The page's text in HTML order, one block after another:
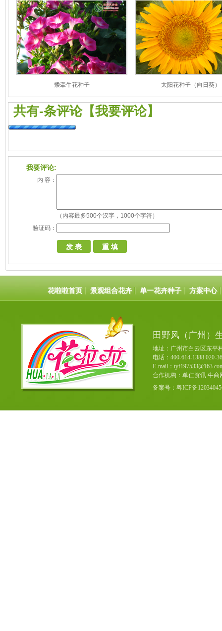
矮牵牛花种子 太阳花种子（向日葵）
共有-条评论【我要评论】
我要评论:
内 容：
（内容最多500个汉字，1000个字符）
验证码：
花啦啦首页 景观组合花卉 单一花卉种子 方案中心
田野风（广州）
地址：广州市白云区东平
电话：400-614-1388 020-
E-mail：
合作机构：单仁资讯 牛商
备案号：粤ICP备